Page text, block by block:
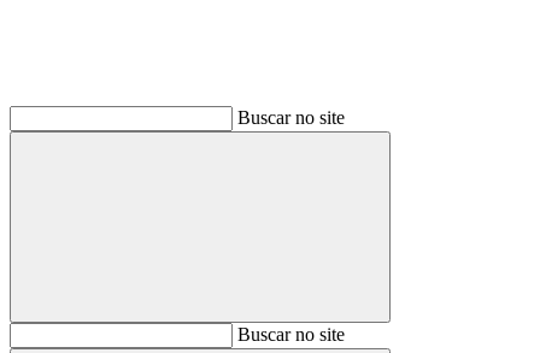
Buscar no site
BuscarBuscar no site